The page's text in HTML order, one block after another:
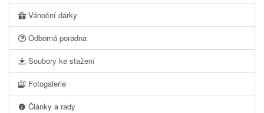
Vánoční dárky
Odborná poradna
Soubory ke stažení
Fotogalerie
Články a rady